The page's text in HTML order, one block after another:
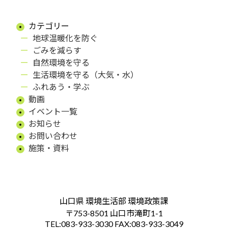
カテゴリー
地球温暖化を防ぐ
ごみを減らす
自然環境を守る
生活環境を守る（大気・水）
ふれあう・学ぶ
動画
イベント一覧
お知らせ
お問い合わせ
施策・資料
山口県 環境生活部 環境政策課
〒753-8501 山口市滝町1-1
TEL:083-933-3030 FAX:083-933-3049